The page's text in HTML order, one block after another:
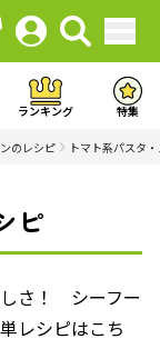
ランキング 特集
のレシピ トマト系パスタ
ピ
さ！ シーフー
レシピはこち